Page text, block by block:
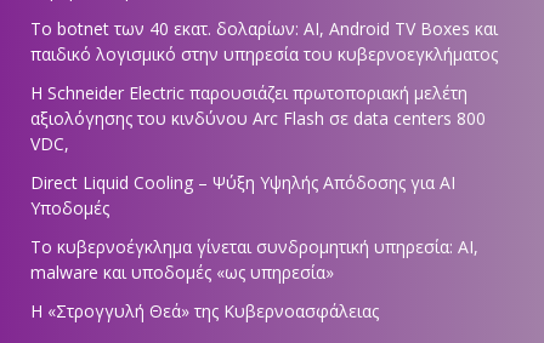
Το botnet των 40 εκατ. δολαρίων: AI, Android TV Boxes και
παιδικό λογισμικό στην υπηρεσία του κυβερνοεγκλήματος
Η Schneider Electric παρουσιάζει πρωτοποριακή μελέτη
αξιολόγησης του κινδύνου Arc Flash σε data centers 800
VDC,
Direct Liquid Cooling – Ψύξη Υψηλής Απόδοσης για AI
Υποδομές
Το κυβερνοέγκλημα γίνεται συνδρομητική υπηρεσία: AI,
malware και υποδομές «ως υπηρεσία»
Η «Στρογγυλή Θεά» της Κυβερνοασφάλειας